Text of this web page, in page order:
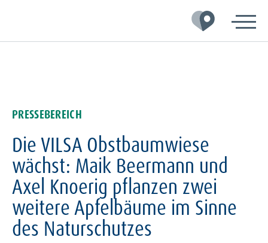
Hauptnavigation
Inhalt
Footer
PRESSEBEREICH
Die VILSA Obstbaumwiese
wächst: Maik Beermann und
Axel Knoerig pflanzen zwei
weitere Apfelbäume im Sinne
des Naturschutzes